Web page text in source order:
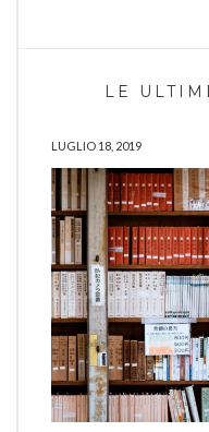
LE
LUGLIO 18, 2019